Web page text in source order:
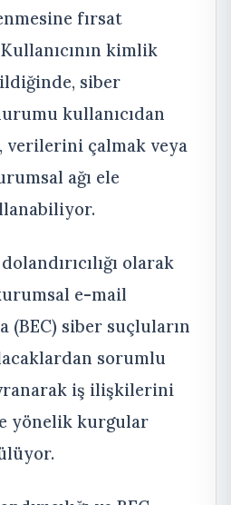
fırsat
kimlik
siber
kullanıcıdan
verilerini çalmak veya
ağı ele
olarak
e-mail
(BEC) siber suçluların
sorumlu
iş ilişkilerini
yönelik kurgular